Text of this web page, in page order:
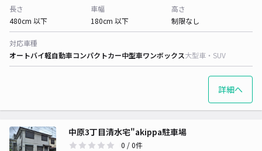
長さ
480cm 以下
車幅
180cm 以下
高さ
制限なし
対応車種
オートバイ軽自動車コンパクトカー中型車ワンボックス大型車・SUV
詳細へ
中原3丁目清水宅"akippa駐車場
0 / 0件